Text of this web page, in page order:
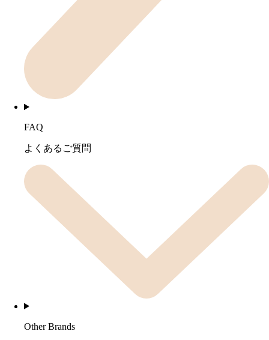
FAQ
よくあるご質問
Other Brands